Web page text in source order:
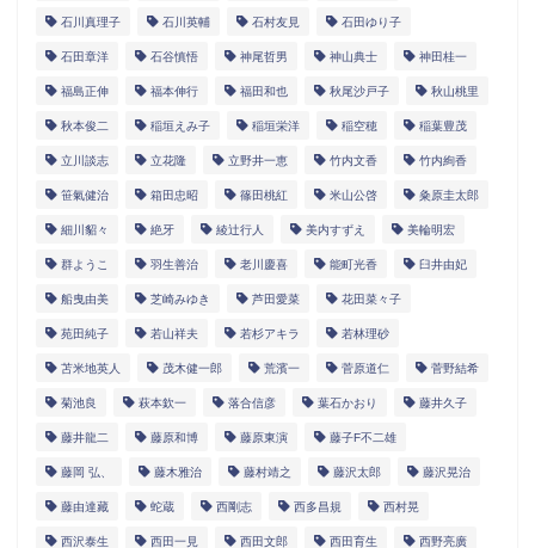
石川真理子 石川英輔 石村友見 石田ゆり子
石田章洋 石谷慎悟 神尾哲男 神山典士 神田桂一
福島正伸 福本伸行 福田和也 秋尾沙戸子 秋山桃里
秋本俊二 稲垣えみ子 稲垣栄洋 稲空穂 稲葉豊茂
立川談志 立花隆 立野井一恵 竹内文香 竹内絢香
笹氣健治 箱田忠昭 篠田桃紅 米山公啓 粂原圭太郎
細川貂々 絶牙 綾辻行人 美内すずえ 美輪明宏
群ようこ 羽生善治 老川慶喜 能町光香 臼井由妃
船曳由美 芝崎みゆき 芦田愛菜 花田菜々子
苑田純子 若山祥夫 若杉アキラ 若林理砂
苫米地英人 茂木健一郎 荒濱一 菅原道仁 菅野結希
菊池良 萩本欽一 落合信彦 葉石かおり 藤井久子
藤井龍二 藤原和博 藤原東演 藤子F不二雄
藤岡 弘、 藤木雅治 藤村靖之 藤沢太郎 藤沢晃治
藤由達藏 蛇蔵 西剛志 西多昌規 西村晃
西沢泰生 西田一見 西田文郎 西田育生 西野亮廣